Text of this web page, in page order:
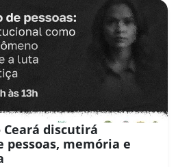
Ceará discutirá
pessoas, memória e